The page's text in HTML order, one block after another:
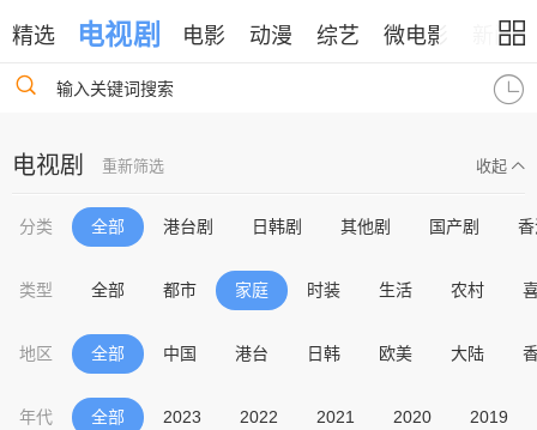
精选 电视剧 电影 动漫 综艺 微电影 新闻
输入关键词搜索
电视剧 重新筛选 收起
分类 全部 港台剧 日韩剧 其他剧 国产剧
类型 全部 都市 家庭 时装 生活 农村
地区 全部 中国 港台 日韩 欧美 大陆
年代 全部 2023 2022 2021 2020 2019